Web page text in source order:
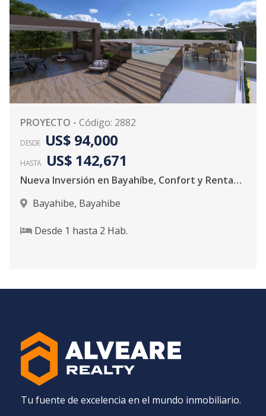
PROYECTO - Código: 2882
DESDE US$ 94,000
HASTA US$ 142,671
Nueva Inversión en Bayahíbe, Confort y Rentabilidad
Bayahibe, Bayahibe
Desde 1 hasta 2 Hab.
Tu fuente de excelencia en el mundo inmobiliario.